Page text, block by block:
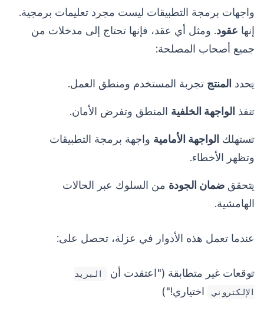
واجهات برمجة التطبيقات ليست مجرد تعليمات برمجية.
إنها عقود. ومثل أي عقد، فإنها تحتاج إلى مدخلات من
جميع أصحاب المصلحة:
يحدد المنتج تجربة المستخدم ومنطق العمل.
تنفذ الواجهة الخلفية المنطق وتفرض الأمان.
تستهلك الواجهة الأمامية واجهة برمجة التطبيقات
وتظهر الأخطاء.
يتحقق ضمان الجودة من السلوك عبر الحالات
الهامشية.
عندما تعمل هذه الأدوار في عزلة، تحصل على:
توقعات غير متطابقة ("اعتقدت أن
البريد
الإلكتروني
اختياري!")